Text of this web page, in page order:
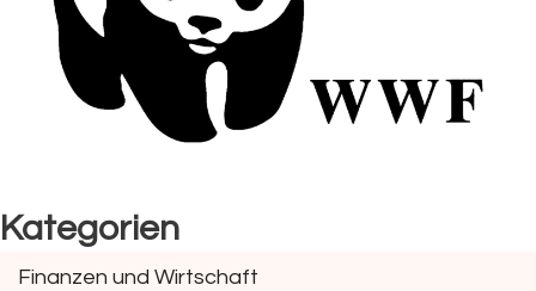
Kategorien
Finanzen und Wirtschaft